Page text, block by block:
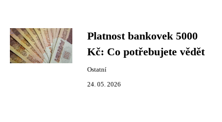
Platnost bankovek 5000
Kč: Co potřebujete vědět
Ostatní
24. 05. 2026